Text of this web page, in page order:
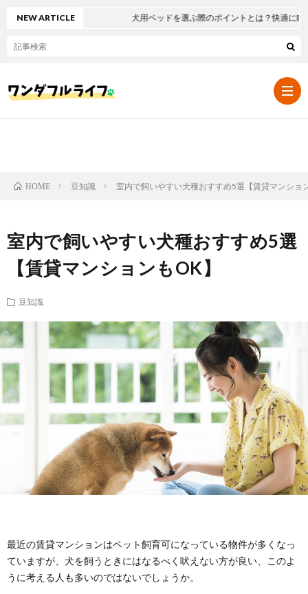
し・
ア
つ
健
NEW ARTICLE 犬用ベッドを選ぶ際のポイントとは？快適に眠れ
HOME 豆知識 室内で飼いやすい犬種おすすめ5選【賃貸マンショ
室内で飼いやすい犬種おすすめ5選
【賃貸マンションもOK】
豆知識
最近の賃貸マンションはペット飼育可になっている物件が多くなっ
ていますが、犬を飼うときにはなるべく吠えない方が良い、このよ
うに考える人も多いのではないでしょうか。